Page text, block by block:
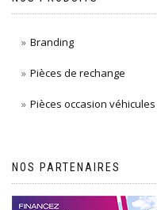
Branding
Pièces de rechange
Pièces occasion
NOS PARTENAIRES